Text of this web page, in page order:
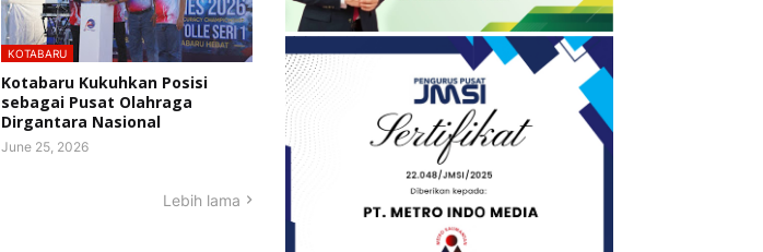
KOTABARU
Kotabaru Kukuhkan Posisi
sebagai Pusat Olahraga
Dirgantara Nasional
June 25, 2026
Lebih lama